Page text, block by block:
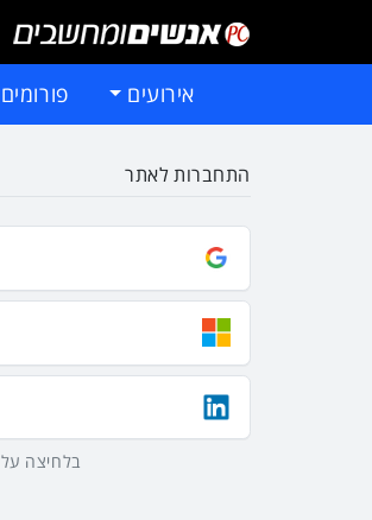
אירועים פורומים
התחברות לאתר
בלחיצה על Google, Microsoft וLinkedIn באמצעות הכפתורים שלמעלה אתם מסכימים ל